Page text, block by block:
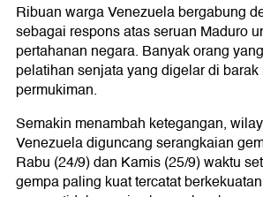
Ribuan warga Venezuela bergabung
sebagai respons atas seruan Maduro
pertahanan negara. Banyak orang
pelatihan senjata yang digelar di
permukiman.
Semakin menambah ketegangan,
Venezuela diguncang serangkaian
Rabu (24/9) dan Kamis (25/9) waktu
gempa paling kuat tercatat